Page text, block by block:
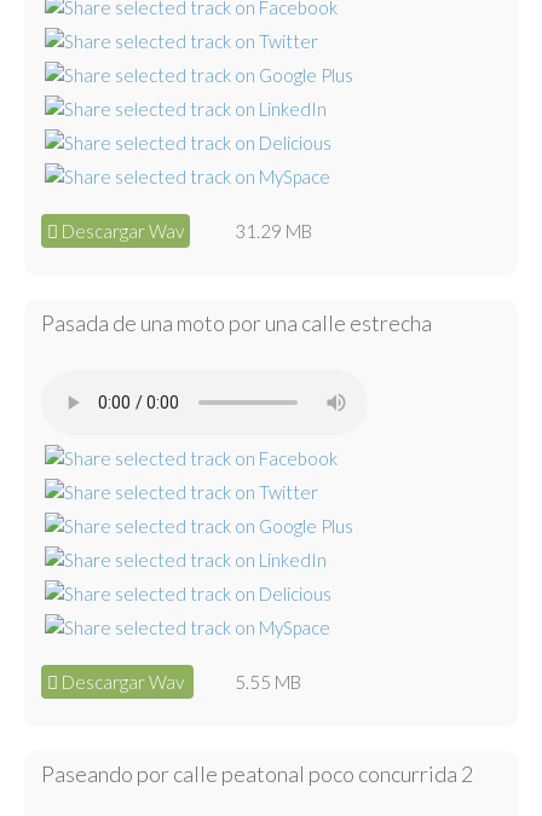
Descargar Wav 31.29 MB
Pasada de una moto por una calle estrecha
Descargar Wav 5.55 MB
Paseando por calle peatonal poco concurrida 2